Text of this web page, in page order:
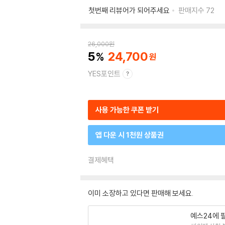
첫번째 리뷰어가 되어주세요 판매지수 72
26,000원
5 24,700
YES포인트
사용 가능한 쿠폰 받기
앱 다운 시 1천원 상품권
결제혜택
이미 소장하고 있다면 판매해 보세요.
예스24에